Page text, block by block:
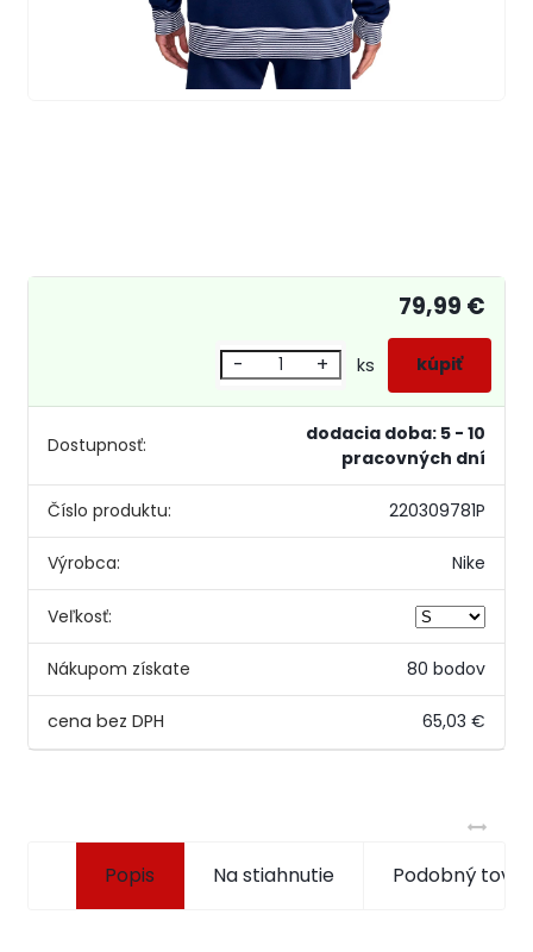
Dostupnosť:
dodacia doba: 5 - 10
pracovných dní
Číslo produktu: 220309781P
Výrobca: Nike
Veľkosť:
Nákupom získate 80 bodov
65,03 €
79,99 €
- + ks
Popis Na stiahnutie Podobný tovar